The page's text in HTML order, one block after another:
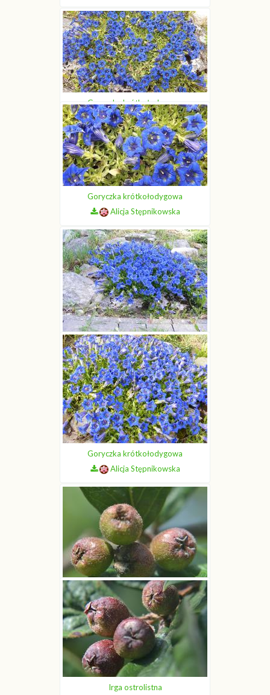
Goryczka krótkołodygowa
Alicja Stępnikowska
Goryczka krótkołodygowa
Alicja Stępnikowska
Goryczka krótkołodygowa
Alicja Stępnikowska
Goryczka krótkołodygowa
Alicja Stępnikowska
Irga ostrolistna
Joanna Boisse
Irga ostrolistna